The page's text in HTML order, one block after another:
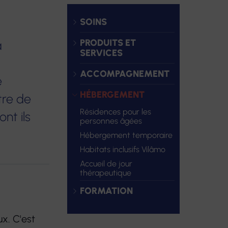
temporaires
Vilâmo
jour thérapeutique
Formations continues
Autres prestations
de
ils
C'est
SOINS
PRODUITS ET
SERVICES
ACCOMPAGNEMENT
HÉBERGEMENT
Résidences pour les
personnes âgées
Hébergement temporaire
Habitats inclusifs Vilâmo
Accueil de jour
thérapeutique
FORMATION